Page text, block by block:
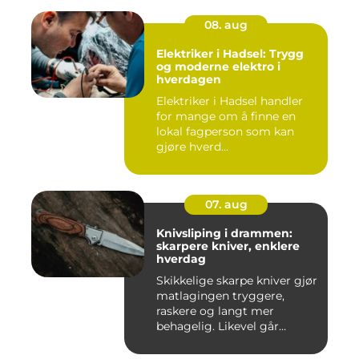
08. aug
Elektriker i Hadsel: Trygg
og moderne elektro i
hverdagen
Elektriker i Hadsel handler
for mange om å finne en
lokal fagperson som kan
gjøre hverd...
07. aug
Knivsliping i drammen:
skarpere kniver, enklere
hverdag
Skikkelige skarpe kniver gjør
matlagingen tryggere,
raskere og langt mer
behagelig. Likevel går